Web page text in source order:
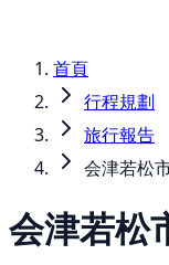
首頁
行程規劃
旅行報告
会津若松
会津若松